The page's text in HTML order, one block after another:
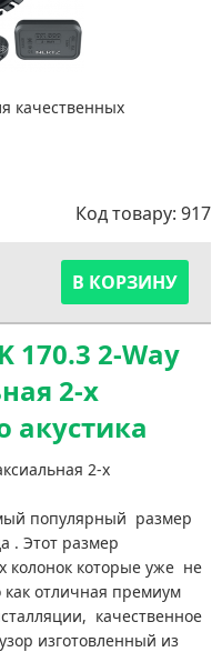
качественных
Код товару: 917
В КОРЗИНУ
170.3 2-Way
2-х
акустика
2-х
популярный размер
. Этот размер
колонок которые уже не
отличная премиум
качественное
изготовленный из